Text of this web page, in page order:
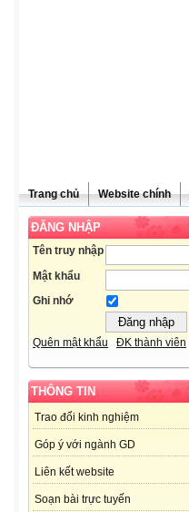
Trang chủ Website chính
ĐĂNG NHẬP
Tên truy nhập
Mật khẩu
Ghi nhớ
Quên mật khẩu ĐK thành viên
THÔNG TIN
Trao đổi kinh nghiệm
Góp ý với ngành GD
Liên kết website
Soạn bài trực tuyến